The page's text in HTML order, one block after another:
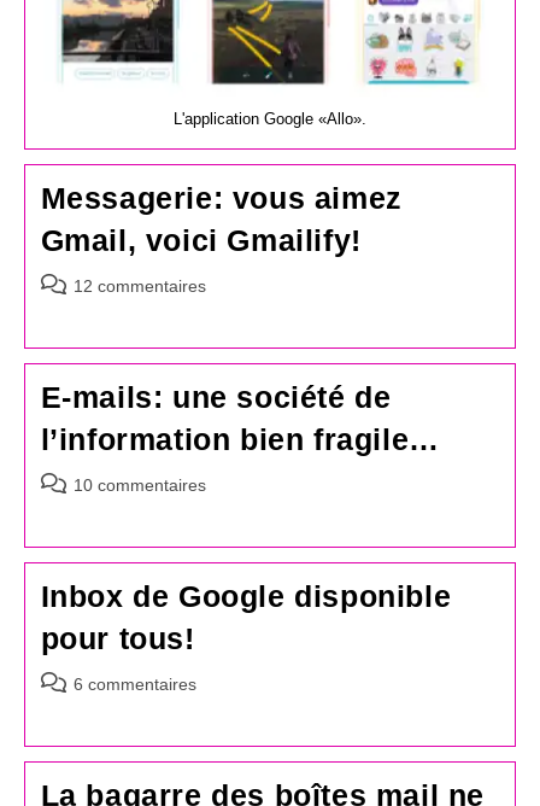
L'application Google «Allo».
Messagerie: vous aimez
Gmail, voici Gmailify!
Commentaires
publication :
12 commentaires
E-mails: une société de
l’information bien fragile…
Commentaires
publication :
10 commentaires
Inbox de Google disponible
pour tous!
Commentaires
publication :
6 commentaires
La bagarre des boîtes mail ne